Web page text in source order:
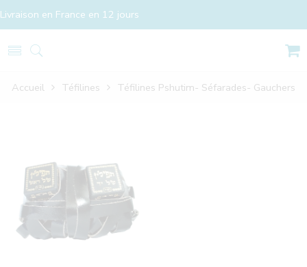
Livraison en France en 12 jours
Accueil Téfilines Téfilines Pshutim- Séfarades- Gauchers